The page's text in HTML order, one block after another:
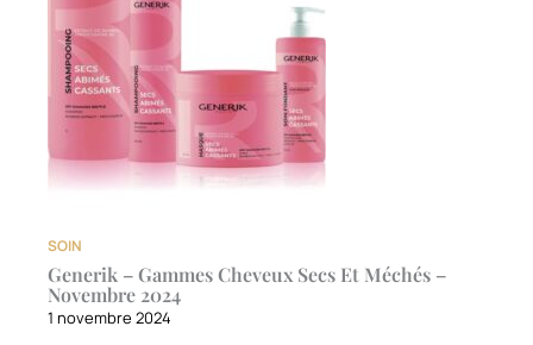
SOIN
Generik – Gammes Cheveux Secs Et Méchés –
Novembre 2024
1 novembre 2024